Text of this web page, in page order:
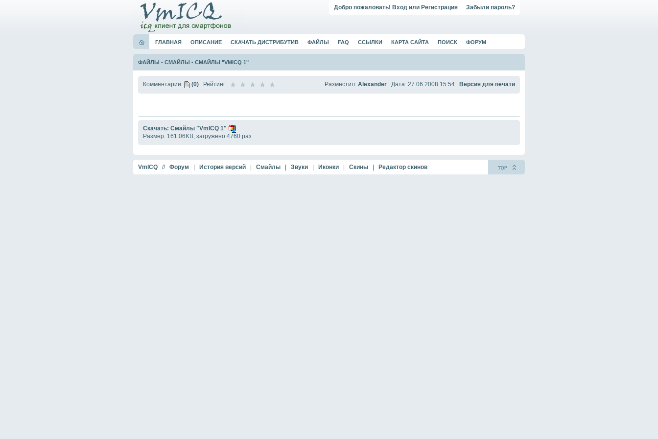
Забыли пароль?
Добро пожаловать! Вход или Регистрация
ГЛАВНАЯ ОПИСАНИЕ СКАЧАТЬ ДИСТРИБУТИВ ФАЙЛЫ FAQ ССЫЛКИ КАРТА САЙТА ПОИСК ФОРУМ
ФАЙЛЫ - СМАЙЛЫ - СМАЙЛЫ "VMICQ 1"
Разместил: Alexander Дата: 27.06.2008 15:54 Версия для печати
Комментарии: (0) Рейтинг:
Скачать: Смайлы "VmICQ 1"
Размер: 161.06KB, загружено 4760 раз
VmICQ // Форум История версий Смайлы Звуки Иконки Скины Редактор скинов